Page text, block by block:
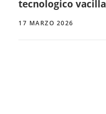
tecnologico vacilla
17 MARZO 2026